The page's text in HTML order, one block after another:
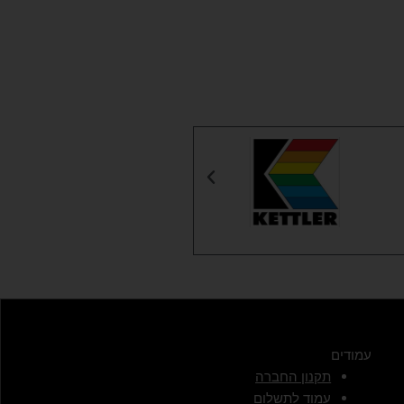
עמודים
תקנון החברה
עמוד לתשלום